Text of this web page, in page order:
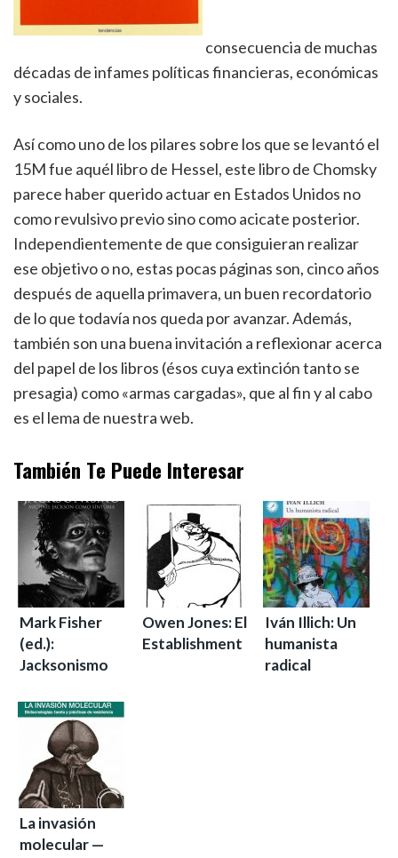
consecuencia de muchas
décadas de infames políticas financieras, económicas
y sociales.
Así como uno de los pilares sobre los que se levantó el
15M fue aquél libro de Hessel, este libro de Chomsky
parece haber querido actuar en Estados Unidos no
como revulsivo previo sino como acicate posterior.
Independientemente de que consiguieran realizar
ese objetivo o no, estas pocas páginas son, cinco años
después de aquella primavera, un buen recordatorio
de lo que todavía nos queda por avanzar. Además,
también son una buena invitación a reflexionar acerca
del papel de los libros (ésos cuya extinción tanto se
presagia) como «armas cargadas», que al fin y al cabo
es el lema de nuestra web.
También Te Puede Interesar
Mark Fisher
(ed.):
Jacksonismo
Owen Jones: El
Establishment
Iván Illich: Un
humanista
radical
La invasión
molecular —